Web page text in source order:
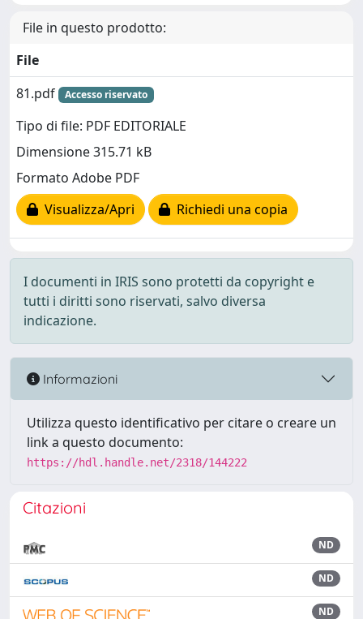
File in questo prodotto:
File
81.pdf
Accesso riservato
Tipo di file: PDF EDITORIALE
Dimensione 315.71 kB
Formato Adobe PDF
Visualizza/Apri
Richiedi una copia
I documenti in IRIS sono protetti da copyright e
tutti i diritti sono riservati, salvo diversa
indicazione.
Informazioni
Utilizza questo identificativo per citare o creare un
link a questo documento:
https://hdl.handle.net/2318/144222
Citazioni
ND
ND
ND